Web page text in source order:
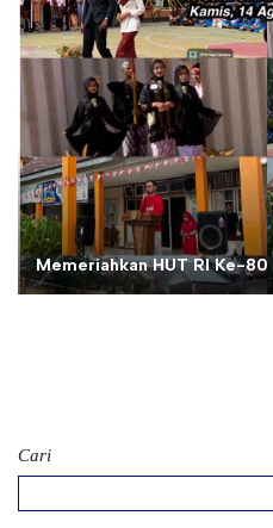
Memeriahkan HUT RI Ke-80
Cari